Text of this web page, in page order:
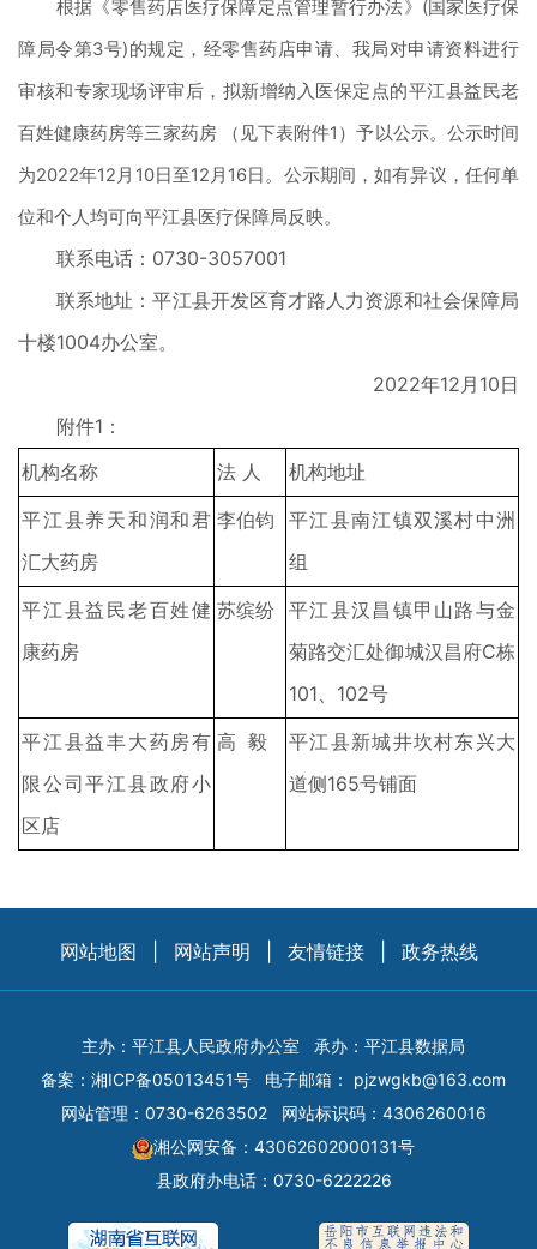
根据《零售药店医疗保障定点管理暂行办法》(国家医疗保
障局令第3号)的规定，经零售药店申请、我局对申请资料进行
审核和专家现场评审后，拟新增纳入医保定点的平江县益民老
百姓健康药房等三家药房 （见下表附件1）予以公示。公示时间
为2022年12月10日至12月16日。公示期间，如有异议，任何单
位和个人均可向平江县医疗保障局反映。
联系电话：0730-3057001
联系地址：平江县开发区育才路人力资源和社会保障局
十楼1004办公室。
2022年12月10日
附件1：
机构名称
法 人
机构地址
平江县养天和润和君
汇大药房
李伯钧
平江县南江镇双溪村中洲
组
平江县益民老百姓健
康药房
苏缤纷
平江县汉昌镇甲山路与金
菊路交汇处御城汉昌府C栋
101、102号
平江县益丰大药房有
限公司平江县政府小
区店
高 毅
平江县新城井坎村东兴大
道侧165号铺面
网站地图 网站声明 友情链接 政务热线
主办：平江县人民政府办公室
承办：平江县数据局
备案： 湘ICP备05013451号 电子邮箱： pjzwgkb@163.com
网站管理：0730-6263502
网站标识码：4306260016
湘公网安备：43062602000131号
县政府办电话：0730-6222226